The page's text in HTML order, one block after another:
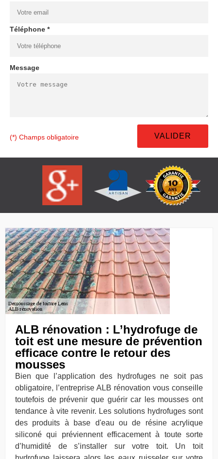
Téléphone *
Message
(*) Champs obligatoire
ALB rénovation : L’hydrofuge de
toit est une mesure de prévention
efficace contre le retour des
mousses
Bien que l’application des hydrofuges ne soit pas
obligatoire, l’entreprise ALB rénovation vous conseille
toutefois de prévenir que guérir car les mousses ont
tendance à vite revenir. Les solutions hydrofuges sont
des produits à base d'eau ou de résine acrylique
siliconé qui préviennent efficacement à toute sorte
d’humidité de s’installer sur votre toit. Un toit